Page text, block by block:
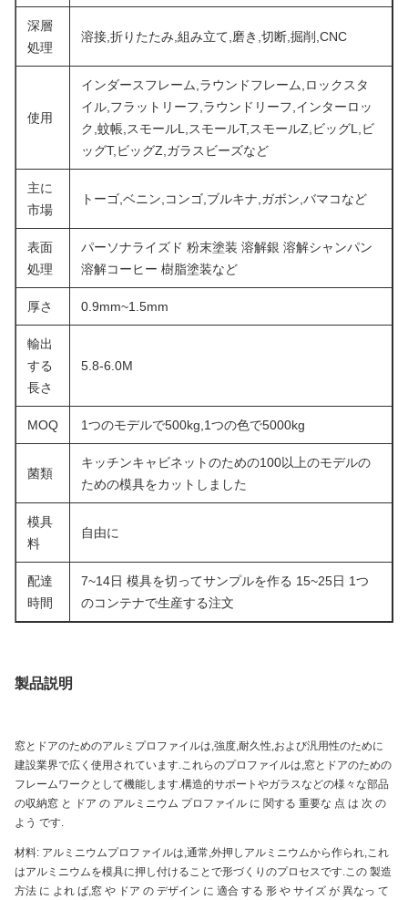
深層
処理
溶接,折りたたみ,組み立て,磨き,切断,掘削,CNC
使用
インダースフレーム,ラウンドフレーム,ロックスタ
イル,フラットリーフ,ラウンドリーフ,インターロッ
ク,蚊帳,スモールL,スモールT,スモールZ,ビッグL,ビ
ッグT,ビッグZ,ガラスビーズなど
主に
市場
トーゴ,ベニン,コンゴ,ブルキナ,ガボン,バマコなど
表面
処理
パーソナライズド 粉末塗装 溶解銀 溶解シャンパン
溶解コーヒー 樹脂塗装など
厚さ 0.9mm~1.5mm
輸出
する
長さ
5.8-6.0M
MOQ 1つのモデルで500kg,1つの色で5000kg
菌類
キッチンキャビネットのための100以上のモデルの
ための模具をカットしました
模具
料
自由に
配達
時間
7~14日 模具を切ってサンプルを作る 15~25日 1つ
のコンテナで生産する注文
製品説明
窓とドアのためのアルミプロファイルは,強度,耐久性,および汎用性のために
建設業界で広く使用されています.これらのプロファイルは,窓とドアのための
フレームワークとして機能します.構造的サポートやガラスなどの様々な部品
の収納窓 と ドア の アルミニウム プロファイル に 関する 重要な 点 は 次 の
よう です.
材料: アルミニウムプロファイルは,通常,外押しアルミニウムから作られ,これ
はアルミニウムを模具に押し付けることで形づくりのプロセスです.この 製造
方法 に よれ ば,窓 や ドア の デザイン に 適合 する 形 や サイズ が 異なっ て